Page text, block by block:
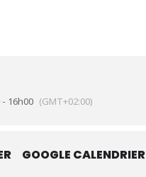
16h00 (GMT+02:00)
GOOGLE CALENDRIER